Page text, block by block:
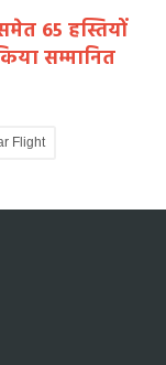
65 हस्तियों
सम्मानित
Flight